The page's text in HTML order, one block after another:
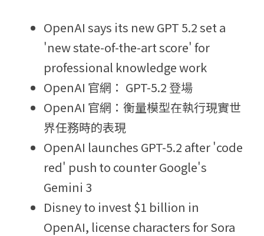
OpenAI says its new GPT 5.2 set a
'new state-of-the-art score' for
professional knowledge work
OpenAI 官網： GPT-5.2 登場
OpenAI 官網：衡量模型在執行現實世
界任務時的表現
OpenAI launches GPT-5.2 after 'code
red' push to counter Google's
Gemini 3
Disney to invest $1 billion in
OpenAI, license characters for Sora